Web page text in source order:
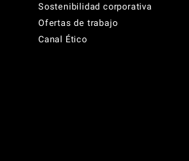
Sostenibilidad corporativa
Ofertas de trabajo
Canal Ético